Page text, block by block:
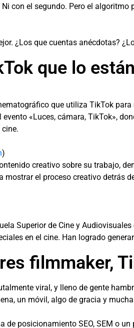
con el segundo. Pero el
¿Los que cuentas anécdotas?
que lo
que utiliza TikTok
«Luces, cámara, TikTok»,
)
creativo sobre su trabajo,
el proceso creativo detrás
Superior de Cine y
en el cine. Han logrado
filmmaker,
viral, y lleno de gente
un móvil, algo de gracia y
de posicionamiento SEO, SEM o